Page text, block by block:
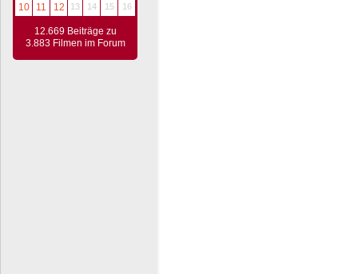
10
11 12 13 14 15 16
12.669 Beiträge zu
3.883 Filmen im Forum